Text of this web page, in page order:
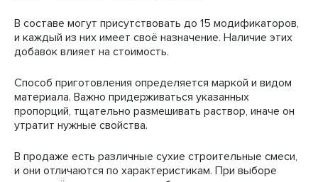
В составе могут присутствовать до 15 модификаторов,
и каждый из них имеет своё назначение. Наличие этих
добавок влияет на стоимость.
Способ приготовления определяется маркой и видом
материала. Важно придерживаться указанных
пропорций, тщательно размешивать раствор, иначе он
утратит нужные свойства.
В продаже есть различные сухие строительные смеси,
и они отличаются по характеристикам. При выборе